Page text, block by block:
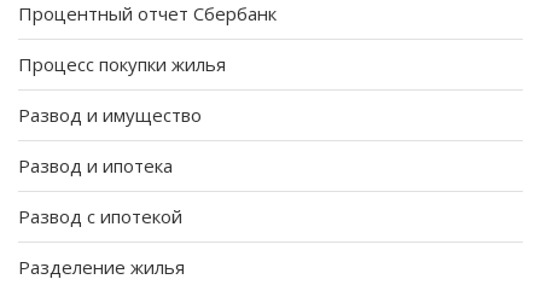
Процентный отчет Сбербанк
Процесс покупки жилья
Развод и имущество
Развод и ипотека
Развод с ипотекой
Разделение жилья